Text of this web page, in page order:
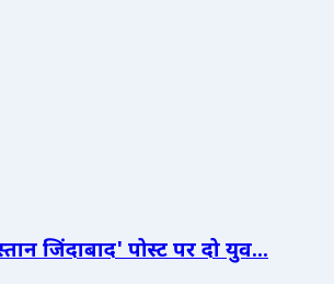
जिंदाबाद' पोस्ट पर दो युव...